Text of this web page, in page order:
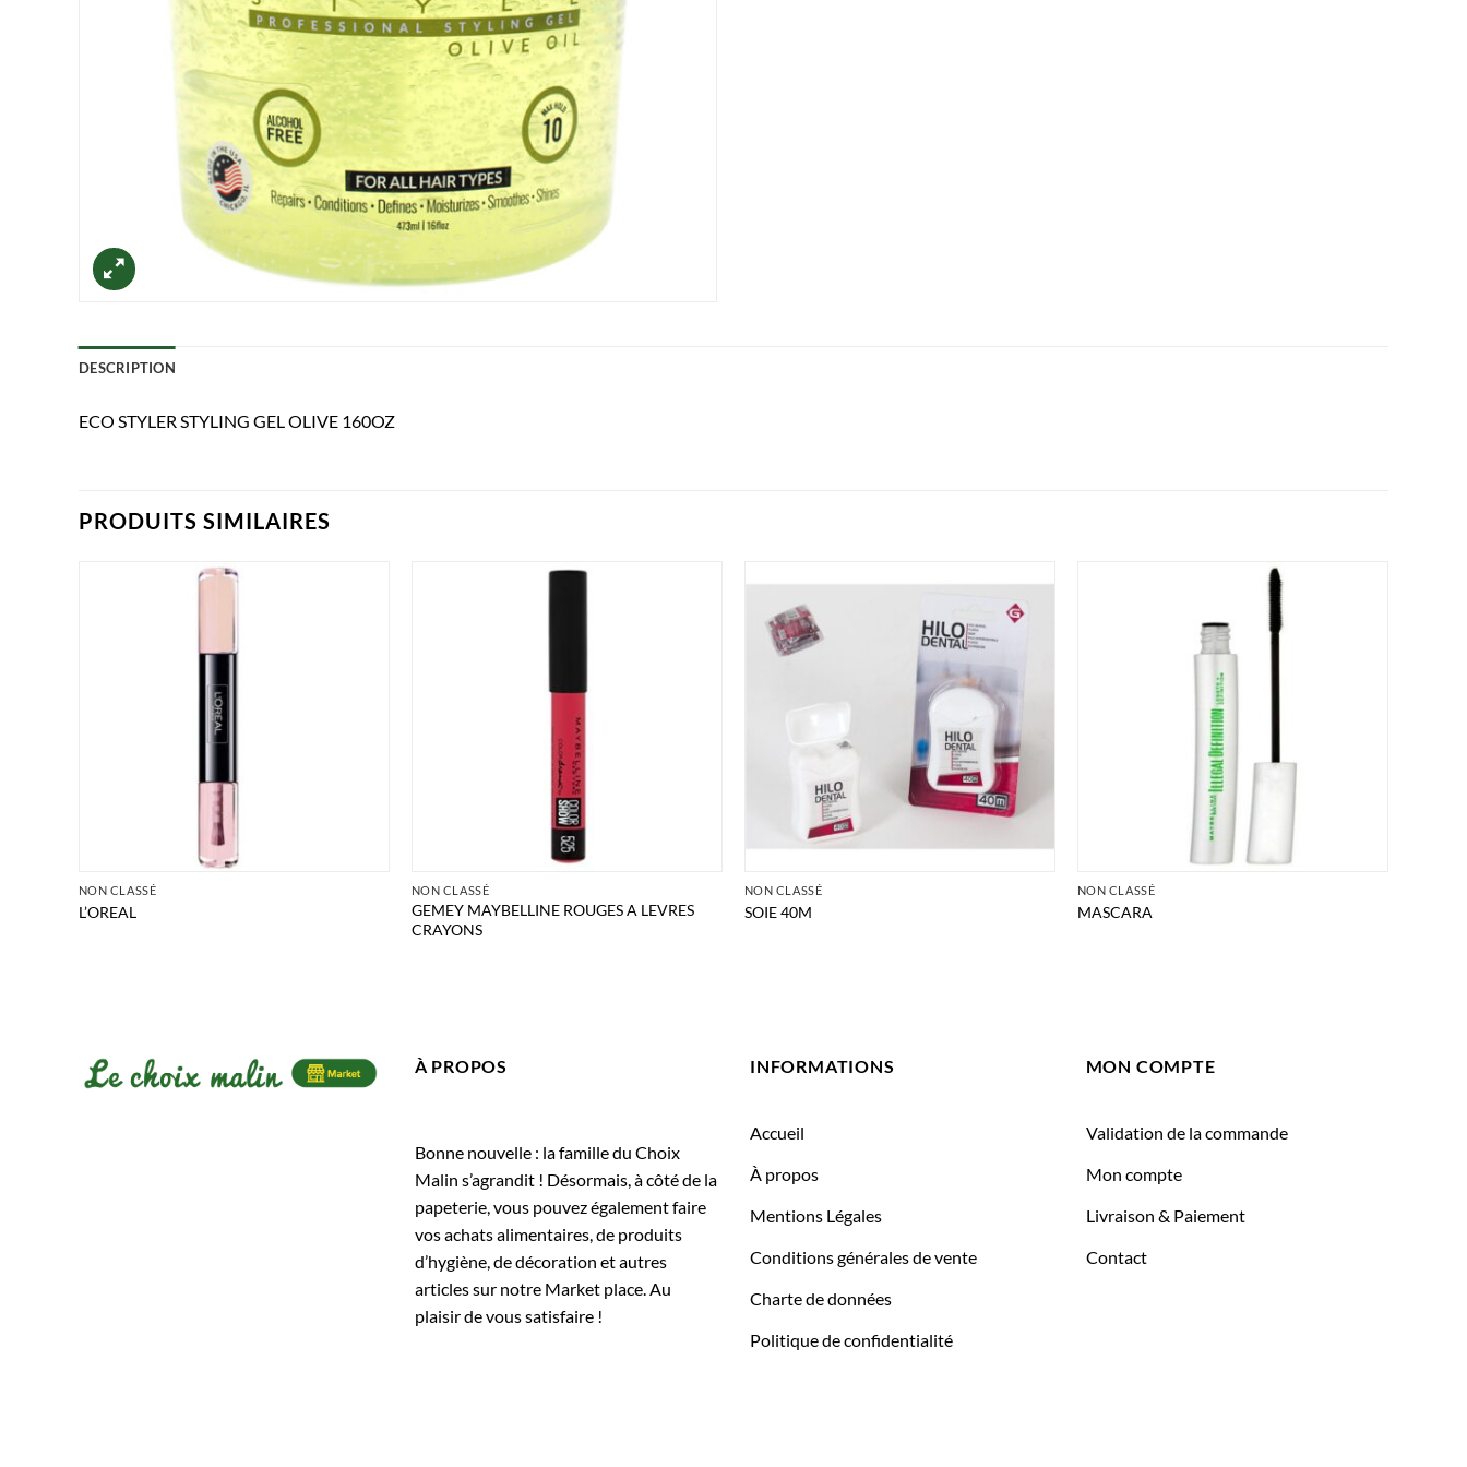
DESCRIPTION
ECO STYLER STYLING GEL OLIVE 160OZ
PRODUITS SIMILAIRES
NON CLASSÉ
L’OREAL
NON CLASSÉ
GEMEY MAYBELLINE ROUGES A LEVRES
CRAYONS
NON CLASSÉ
SOIE 40M
NON CLASSÉ
MASCARA
À PROPOS
Bonne nouvelle : la famille du Choix
Malin s’agrandit ! Désormais, à côté de la
papeterie, vous pouvez également faire
vos achats alimentaires, de produits
d’hygiène, de décoration et autres
articles sur notre Market place. Au
plaisir de vous satisfaire !
INFORMATIONS
Accueil
À propos
Mentions Légales
Conditions générales de vente
Charte de données
Politique de confidentialité
MON COMPTE
Validation de la commande
Mon compte
Livraison & Paiement
Contact